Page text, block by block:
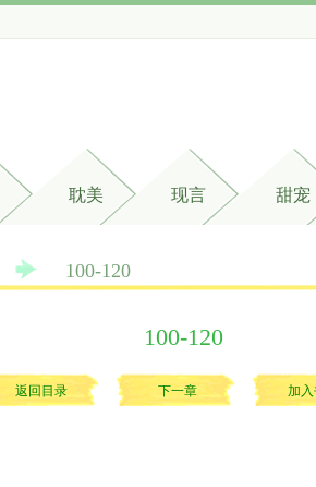
耽美 现言 甜宠
100-120
100-120
返回目录 下一章 加